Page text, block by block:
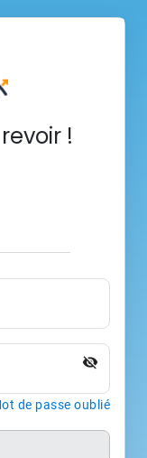
!
visibility_off
de passe oublié